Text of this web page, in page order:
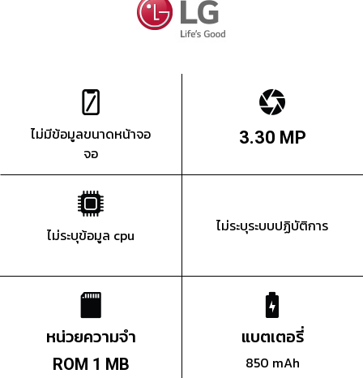
ไม่มีข้อมูลขนาดหน้าจอ
จอ
3.30 MP
ไม่ระบุข้อมูล cpu ไม่ระบุระบบปฏิบัติการ
หน่วยความจำ
ROM 1 MB
แบตเตอรี่
850 mAh